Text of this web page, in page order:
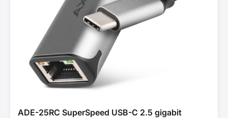
ADE-25RC SuperSpeed USB-C 2.5 gigabit